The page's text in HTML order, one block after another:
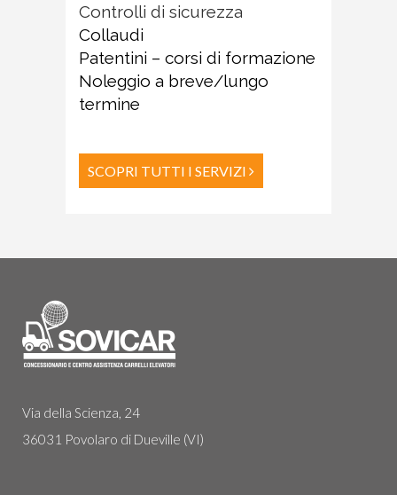
Controlli di sicurezza
Collaudi
Patentini – corsi di formazione
Noleggio a breve/lungo
termine
SCOPRI TUTTI I SERVIZI
Via della Scienza, 24
36031 Povolaro di Dueville (VI)